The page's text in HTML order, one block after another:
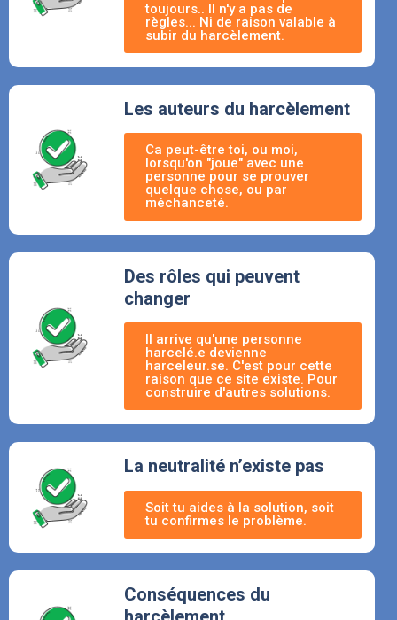
toujours.. Il n'y a pas de
règles... Ni de raison valable à
subir du harcèlement.
Les auteurs du harcèlement
Ca peut-être toi, ou moi,
lorsqu'on "joue" avec une
personne pour se prouver
quelque chose, ou par
méchanceté.
Des rôles qui peuvent
changer
Il arrive qu'une personne
harcelé.e devienne
harceleur.se. C'est pour cette
raison que ce site existe. Pour
construire d'autres solutions.
La neutralité n’existe pas
Soit tu aides à la solution, soit
tu confirmes le problème.
Conséquences du